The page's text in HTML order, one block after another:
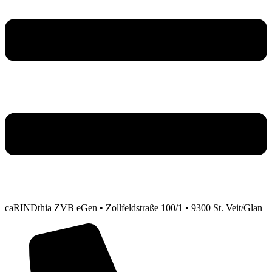
caRINDthia ZVB eGen • Zollfeldstraße 100/1 • 9300 St. Veit/Glan